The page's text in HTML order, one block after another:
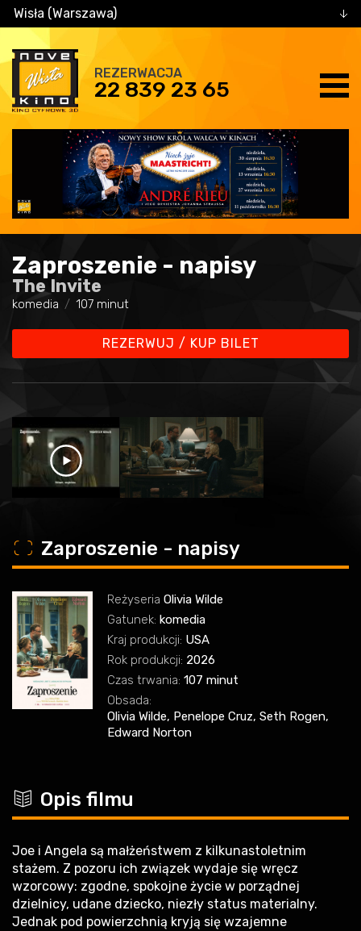
Wisła (Warszawa)
REZERWACJA
22 839 23 65
Zaproszenie - napisy
The Invite
komedia 107 minut
REZERWUJ / KUP BILET
o Zaproszenie - napisy
Reżyseria Olivia Wilde
Gatunek: komedia
Kraj produkcji: USA
Rok produkcji: 2026
Czas trwania: 107 minut
Obsada:
Olivia Wilde, Penelope Cruz, Seth Rogen,
Edward Norton
c Opis filmu
Joe i Angela są małżeństwem z kilkunastoletnim
stażem. Z pozoru ich związek wydaje się wręcz
wzorcowy: zgodne, spokojne życie w porządnej
dzielnicy, udane dziecko, niezły status materialny.
Jednak pod powierzchnią kryją się wzajemne